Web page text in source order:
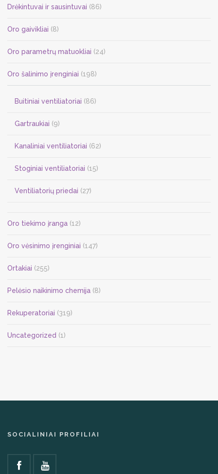
Drėkintuvai ir sausintuvai (86)
Oro gaivikliai (8)
Oro parametrų matuokliai (24)
Oro šalinimo įrenginiai (198)
Buitiniai ventiliatoriai (86)
Gartraukiai (9)
Kanaliniai ventiliatoriai (62)
Stoginiai ventiliatoriai (15)
Ventiliatorių priedai (27)
Oro tiekimo įranga (12)
Oro vėsinimo įrenginiai (147)
Ortakiai (255)
Pelėsio naikinimo chemija (8)
Rekuperatoriai (319)
Uncategorized (1)
SOCIALINIAI PROFILIAI